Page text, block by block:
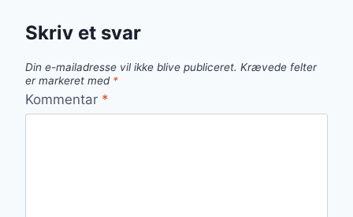
Skriv et svar
Din e-mailadresse vil ikke blive publiceret. Krævede felter
er markeret med *
Kommentar *